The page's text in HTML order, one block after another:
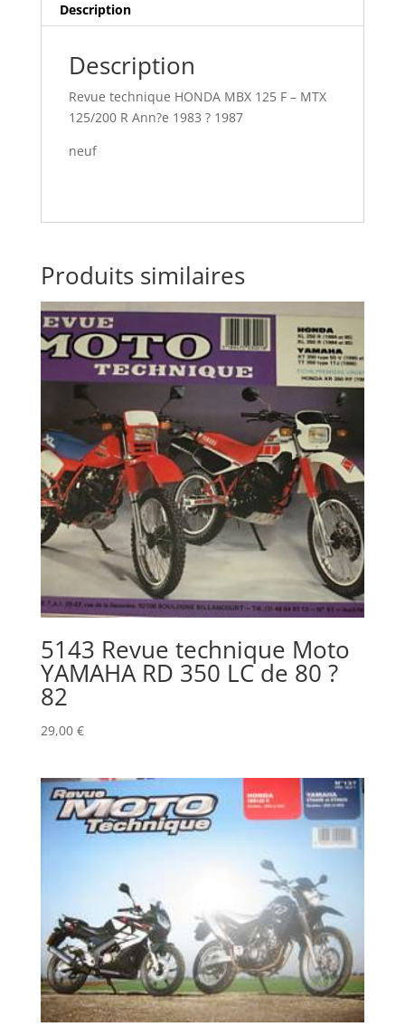
Description
Description
Revue technique HONDA MBX 125 F – MTX
125/200 R Ann?e 1983 ? 1987
neuf
Produits similaires
5143 Revue technique Moto
YAMAHA RD 350 LC de 80 ?
82
29,00 €